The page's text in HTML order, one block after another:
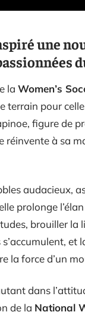
une
la Women’s
terrain pour
figure de
réinvente à sa
audacieux,
prolonge
brouiller
s’accumulent, et
la force d’un
dans
de la National